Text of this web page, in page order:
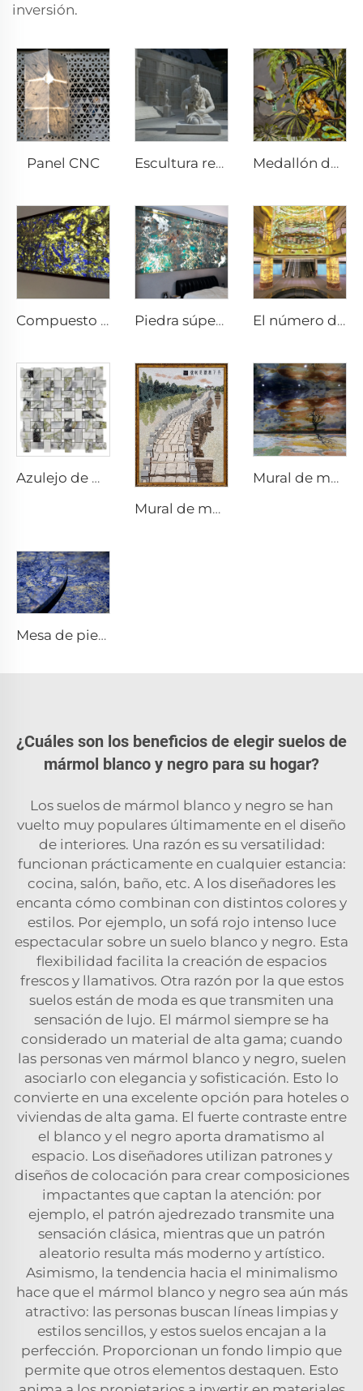
inversión.
Panel CNC Escultura redonda Medallón de chorro de agua
Compuesto con vidrio Piedra súper delgada El número de puntos
Azulejo de mosaico
Mural de mosaico
Mural de mosaico
Mesa de piedra lapislázuli, diseño en piedra, mesa de comedor de piedra, muebles de piedra
¿Cuáles son los beneficios de elegir suelos de
mármol blanco y negro para su hogar?
Los suelos de mármol blanco y negro se han
vuelto muy populares últimamente en el diseño
de interiores. Una razón es su versatilidad:
funcionan prácticamente en cualquier estancia:
cocina, salón, baño, etc. A los diseñadores les
encanta cómo combinan con distintos colores y
estilos. Por ejemplo, un sofá rojo intenso luce
espectacular sobre un suelo blanco y negro. Esta
flexibilidad facilita la creación de espacios
frescos y llamativos. Otra razón por la que estos
suelos están de moda es que transmiten una
sensación de lujo. El mármol siempre se ha
considerado un material de alta gama; cuando
las personas ven mármol blanco y negro, suelen
asociarlo con elegancia y sofisticación. Esto lo
convierte en una excelente opción para hoteles o
viviendas de alta gama. El fuerte contraste entre
el blanco y el negro aporta dramatismo al
espacio. Los diseñadores utilizan patrones y
diseños de colocación para crear composiciones
impactantes que captan la atención: por
ejemplo, el patrón ajedrezado transmite una
sensación clásica, mientras que un patrón
aleatorio resulta más moderno y artístico.
Asimismo, la tendencia hacia el minimalismo
hace que el mármol blanco y negro sea aún más
atractivo: las personas buscan líneas limpias y
estilos sencillos, y estos suelos encajan a la
perfección. Proporcionan un fondo limpio que
permite que otros elementos destaquen. Esto